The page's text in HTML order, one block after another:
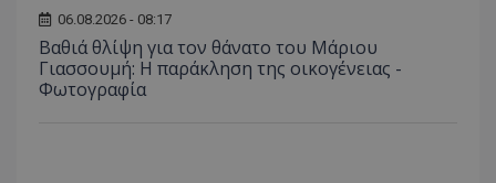
06.08.2026 - 08:17
Βαθιά θλίψη για τον θάνατο του Μάριου
Γιασσουμή: Η παράκληση της οικογένειας -
Φωτογραφία